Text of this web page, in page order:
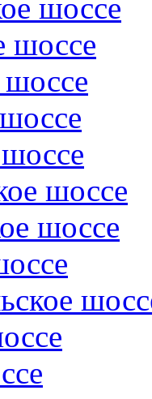
шоссе
шоссе
шоссе
шоссе
шоссе